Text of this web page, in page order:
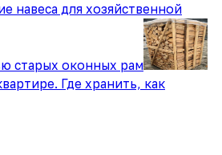
навеса для хозяйственной
старых оконных рам
Где хранить, как